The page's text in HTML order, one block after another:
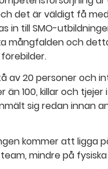
det är väldigt få
in till SMO-
mångfalden och
av 20 personer och
än 100, killar och tjejer
sig redan innan
kommer att ligga
mindre på